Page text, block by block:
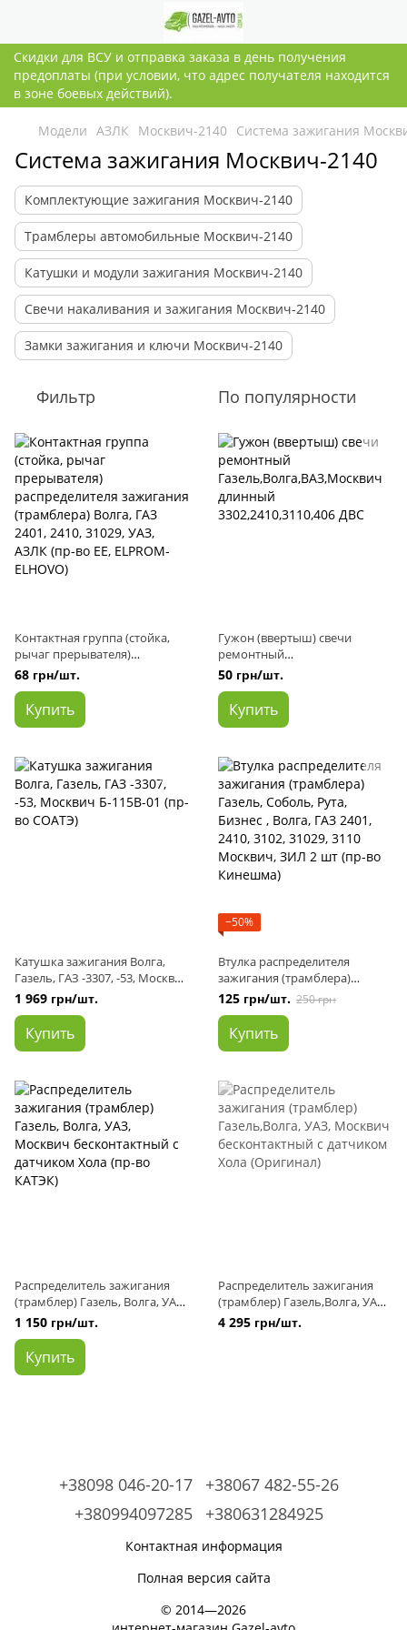
Скидки для ВСУ и отправка заказа в день получения
предоплаты (при условии, что адрес получателя находится
в зоне боевых действий).
Модели АЗЛК Москвич-2140 Система зажигания
Система зажигания Москвич-2140
Комплектующие зажигания Москвич-2140
Трамблеры автомобильные Москвич-2140
Катушки и модули зажигания Москвич-2140
Свечи накаливания и зажигания Москвич-2140
Замки зажигания и ключи Москвич-2140
Фильтр По популярности
Контактная группа (стойка,
рычаг прерывателя)
распределителя зажигания
(трамблера) Волга, ГАЗ 2401,
2410, 31029, УАЗ, АЗЛК (пр-во
EE, ELPROM-ELHOVO)
68 грн/шт.
Купить
Гужон (ввертыш) свечи
ремонтный
Газель,Волга,ВАЗ,Москвич
длинный 3302,2410,3110,406
ДВС
50 грн/шт.
Купить
Катушка зажигания Волга,
Газель, ГАЗ -3307, -53, Москвич
Б-115В-01 (пр-во СОАТЭ)
1 969 грн/шт.
Купить
−50%
Втулка распределителя
зажигания (трамблера)
Газель, Соболь, Рута, Бизнес ,
Волга, ГАЗ 2401, 2410, 3102,
31029, 3110 Москвич, ЗИЛ 2 шт
(пр-во Кинешма)
125 грн/шт. 250 грн
Купить
Распределитель зажигания
(трамблер) Газель, Волга, УАЗ,
Москвич бесконтактный с
датчиком Хола (пр-во КАТЭК)
1 150 грн/шт.
Купить
Распределитель зажигания
(трамблер) Газель,Волга, УАЗ,
Москвич бесконтактный с
датчиком Хола (Оригинал)
4 295 грн/шт.
+38098 046-20-17
+38067 482-55-26
+380994097285
+380631284925
Контактная информация
Полная версия сайта
© 2014—2026